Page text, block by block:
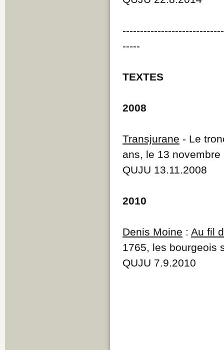
-----
TEXTES
2008
Transjurane - Le
ans, le 13 novembre
QUJU 13.11.2008
2010
Denis Moine : Au fil
1765, les bourgeois
QUJU 7.9.2010